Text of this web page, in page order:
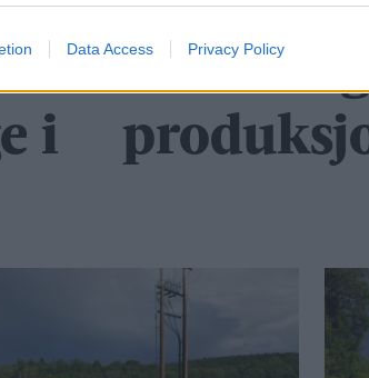
Data Access Privacy Policy
i
– Vi